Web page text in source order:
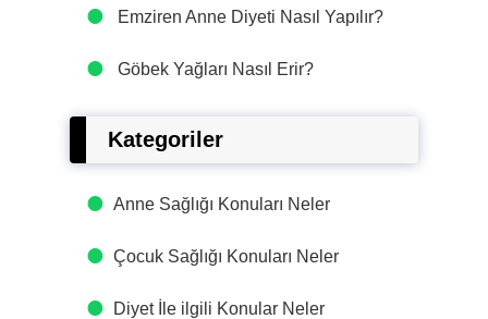
Emziren Anne Diyeti Nasıl Yapılır?
Göbek Yağları Nasıl Erir?
Kategoriler
Anne Sağlığı Konuları Neler
Çocuk Sağlığı Konuları Neler
Diyet İle ilgili Konular Neler